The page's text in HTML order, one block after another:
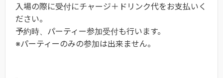
入場の際に受付にチャージ＋ドリンク代をお支払いく
ださい。
予約時、パーティー参加受付も行います。
※パーティーのみの参加は出来ません。